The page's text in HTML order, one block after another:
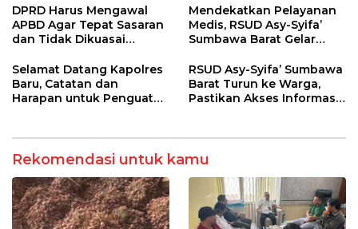
hingga WNA
DPRD Harus Mengawal
APBD Agar Tepat Sasaran
dan Tidak Dikuasai
Tertentu
Mendekatkan Pelayanan
Medis, RSUD Asy-Syifa’
Sumbawa Barat Gelar
Kesehatan di Taliwang
Selamat Datang Kapolres
Baru, Catatan dan
Harapan untuk Penguatan
RSUD Asy-Syifa’ Sumbawa
Barat Turun ke Warga,
Pastikan Akses Informasi
Rekomendasi untuk kamu